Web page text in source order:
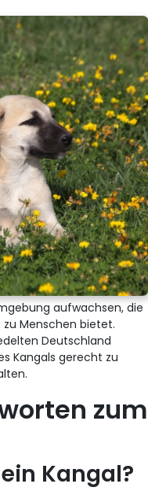
aufwachsen, die
Menschen bietet.
Deutschland
Kangals gerecht zu
zum
Kangal?